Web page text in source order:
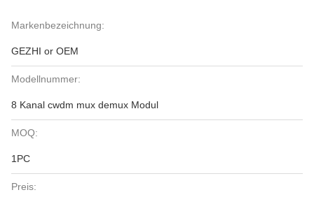
Markenbezeichnung:
GEZHI or OEM
Modellnummer:
8 Kanal cwdm mux demux Modul
MOQ:
1PC
Preis: